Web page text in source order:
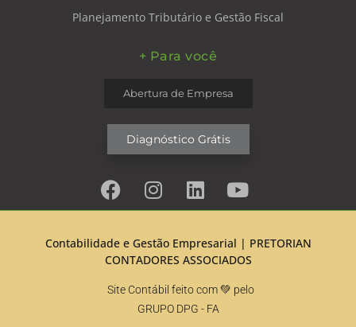
Planejamento Tributário e Gestão Fiscal
+ Para você
Abertura de Empresa
Diagnóstico Grátis
Contabilidade e Gestão Empresarial | PRETORIAN
CONTADORES ASSOCIADOS
Site Contábil feito com 💚 pelo
GRUPO DPG - FA